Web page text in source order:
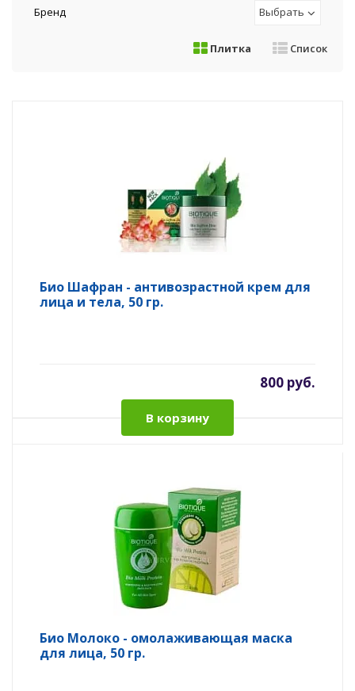
Бренд Выбрать
Плитка Список
Био Шафран - антивозрастной крем для
лица и тела, 50 гр.
800 руб.
В корзину
Био Молоко - омолаживающая маска
для лица, 50 гр.